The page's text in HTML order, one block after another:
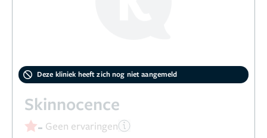
Deze kliniek heeft zich nog niet aangemeld
Skinnocence
- Geen ervaringen